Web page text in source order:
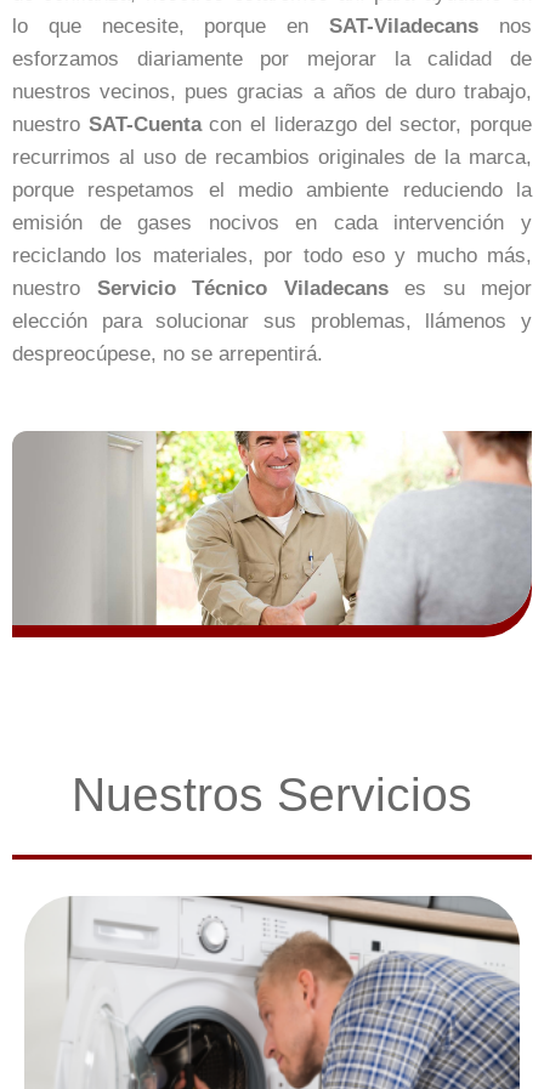
lo que necesite, porque enSAT-Viladecans nos
esforzamos diariamente por mejorar la calidad de
nuestros vecinos, pues gracias a años de duro trabajo,
nuestro SAT-Cuentacon el liderazgo del sector, porque
recurrimos al uso de recambios originales de la marca,
porque respetamos el medio ambiente reduciendo la
emisión de gases nocivos en cada intervención y
reciclando los materiales, por todo eso y mucho más,
nuestro Servicio Técnico Viladecanses su mejor
elección para solucionar sus problemas, llámenos y
despreocúpese, no se arrepentirá.
Nuestros Servicios